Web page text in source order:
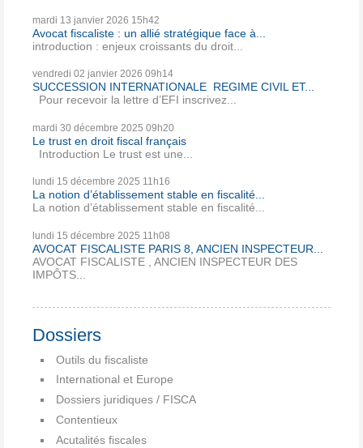
mardi 13 janvier 2026 15h42
Avocat fiscaliste : un allié stratégique face à...
introduction : enjeux croissants du droit...
vendredi 02 janvier 2026 09h14
SUCCESSION INTERNATIONALE REGIME CIVIL ET...
Pour recevoir la lettre d’EFI inscrivez...
mardi 30 décembre 2025 09h20
Le trust en droit fiscal français
Introduction Le trust est une...
lundi 15 décembre 2025 11h16
La notion d’établissement stable en fiscalité...
La notion d’établissement stable en fiscalité...
lundi 15 décembre 2025 11h08
AVOCAT FISCALISTE PARIS 8, ANCIEN INSPECTEUR...
AVOCAT FISCALISTE , ANCIEN INSPECTEUR DES
IMPÔTS...
Dossiers
Outils du fiscaliste
International et Europe
Dossiers juridiques / FISCA
Contentieux
Acutalités fiscales